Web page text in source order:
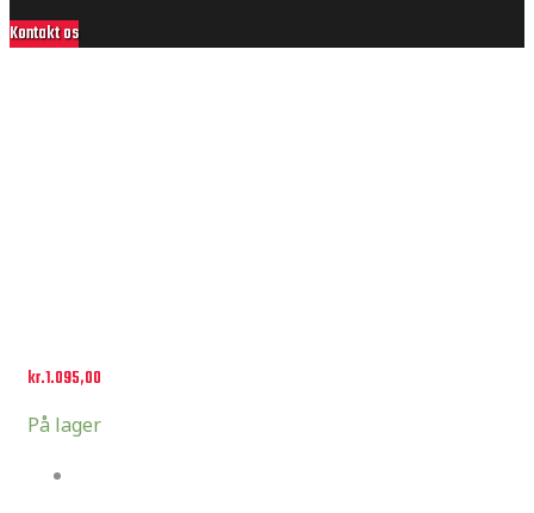
Kontakt os
kr.1.095,00
På lager